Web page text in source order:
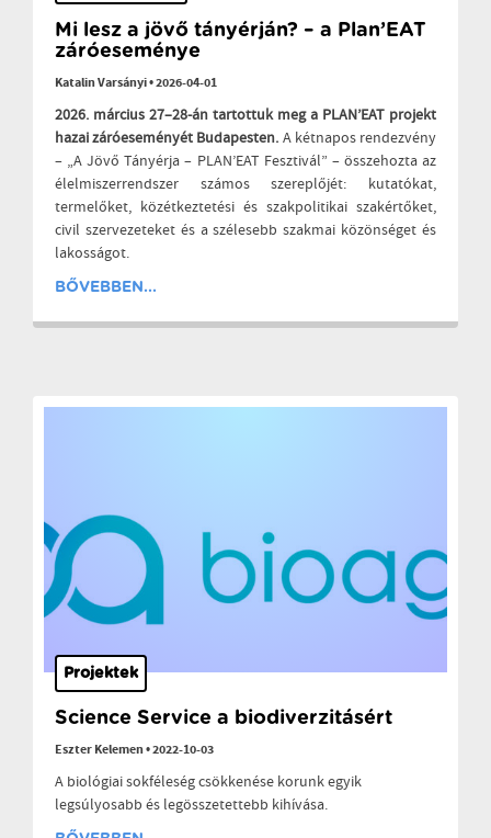
Mi lesz a jövő tányérján? – a Plan’EAT
záróeseménye
Katalin Varsányi•2026-04-01
2026. március 27–28-án tartottuk meg a PLAN’EAT projekt
hazai záróeseményét Budapesten. A kétnapos rendezvény
– „A Jövő Tányérja – PLAN’EAT Fesztivál” – összehozta az
élelmiszerrendszer számos szereplőjét: kutatókat,
termelőket, közétkeztetési és szakpolitikai szakértőket,
civil szervezeteket és a szélesebb szakmai közönséget és
lakosságot.
BŐVEBBEN...
Projektek
Science Service a biodiverzitásért
Eszter Kelemen•2022-10-03
A biológiai sokféleség csökkenése korunk egyik
legsúlyosabb és legösszetettebb kihívása.